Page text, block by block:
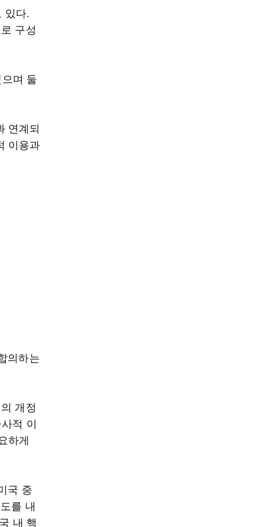
있다.
구성
며 둘
연계되
이용과
의하는
개정
적 이
하게
국 중
를 내
내 핵